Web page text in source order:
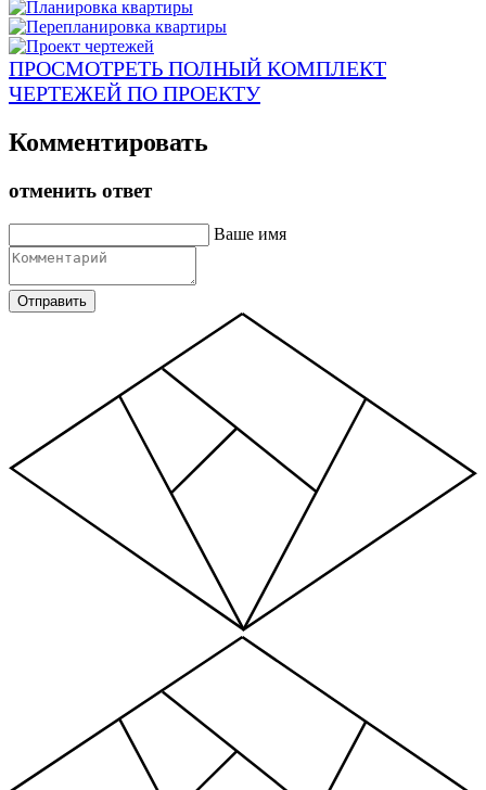
ПРОСМОТРЕТЬ ПОЛНЫЙ КОМПЛЕКТ
ЧЕРТЕЖЕЙ ПО ПРОЕКТУ
Комментировать
отменить ответ
Ваше имя